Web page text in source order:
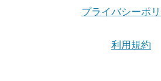
プライバシーポ
利用規約